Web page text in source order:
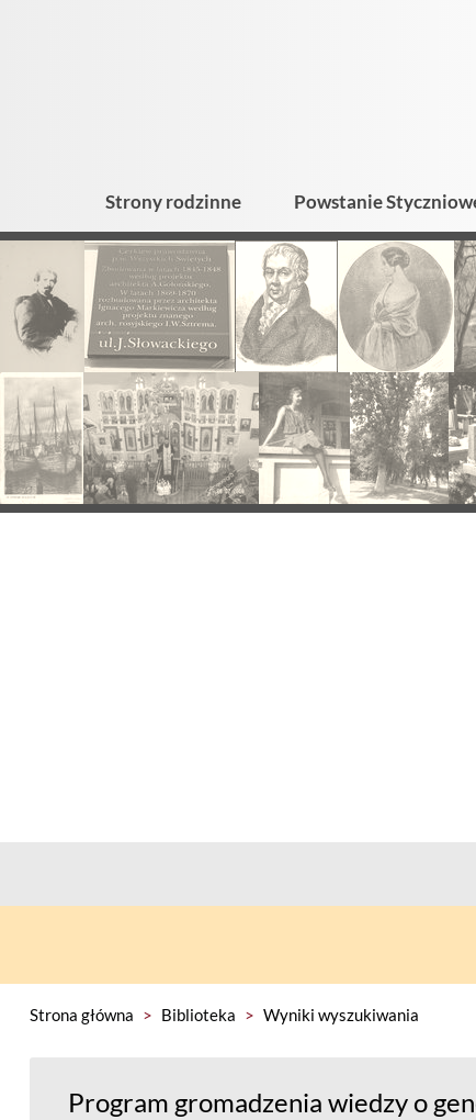
Strony rodzinne Powstanie
Strona główna > Biblioteka > Wyniki wyszukiwania
Program gromadzenia wiedzy o